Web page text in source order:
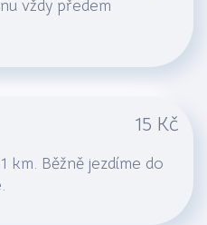
vždy předem
15 Kč
km. Běžně jezdíme do